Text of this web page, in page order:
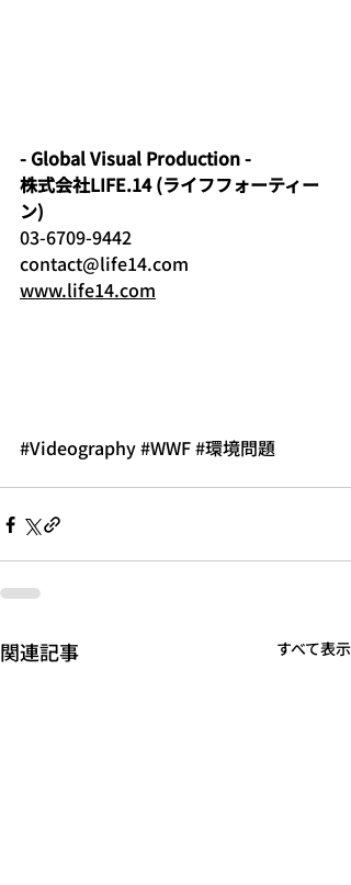
- Global Visual Production -
株式会社LIFE.14 (ライフフォーティー
ン)
03-6709-9442
contact@life14.com
www.life14.com
#Videography#WWF#環境問題
関連記事 すべて表示